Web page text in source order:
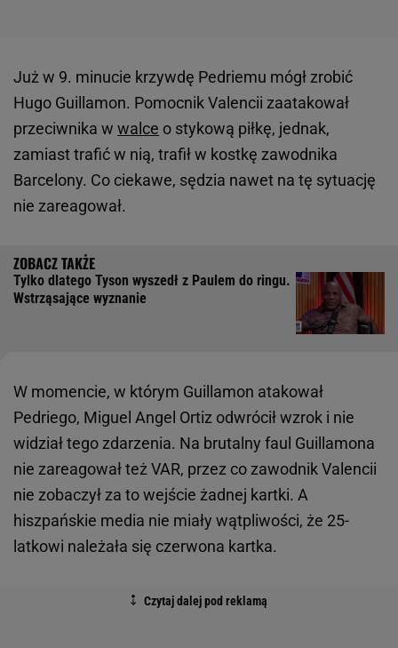
Już w 9. minucie krzywdę Pedriemu mógł zrobić
Hugo Guillamon. Pomocnik Valencii zaatakował
przeciwnika w walce o stykową piłkę, jednak,
zamiast trafić w nią, trafił w kostkę zawodnika
Barcelony. Co ciekawe, sędzia nawet na tę sytuację
nie zareagował.
Tylko dlatego Tyson wyszedł z Paulem do ringu.
Wstrząsające wyznanie
W momencie, w którym Guillamon atakował
Pedriego, Miguel Angel Ortiz odwrócił wzrok i nie
widział tego zdarzenia. Na brutalny faul Guillamona
nie zareagował też VAR, przez co zawodnik Valencii
nie zobaczył za to wejście żadnej kartki. A
hiszpańskie media nie miały wątpliwości, że 25-
latkowi należała się czerwona kartka.